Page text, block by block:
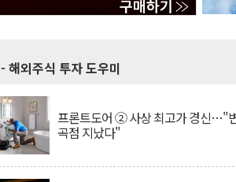
- 해외주식 투자 도우미
프론트도어 ② 사상 최고가 경신…"
곡점 지났다"